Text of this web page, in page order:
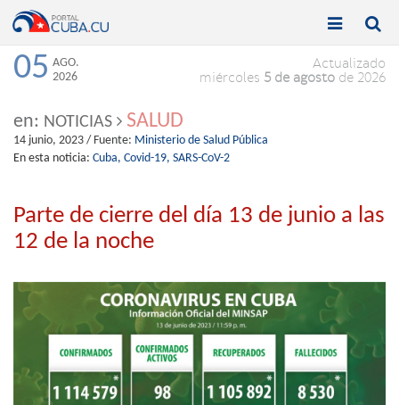
Toggle

Toggle

05 AGO.
2026
Actualizado
miércoles 5 de agosto de 2026
en: NOTICIAS SALUD
14 junio, 2023 / Fuente: Ministerio de Salud Pública
En esta noticia: Cuba, Covid-19, SARS-CoV-2
Parte de cierre del día 13 de junio a las
12 de la noche